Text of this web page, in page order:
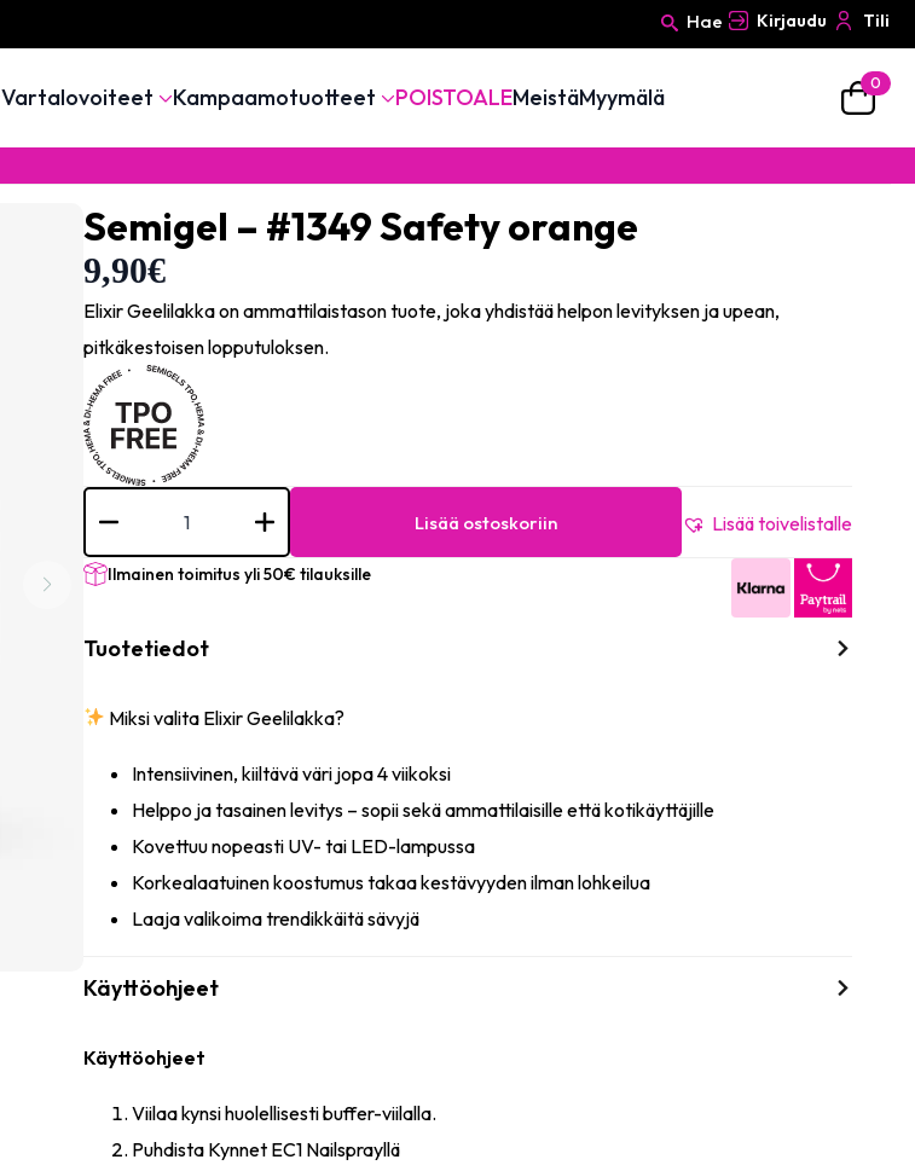
Search
Hae Kirjaudu Tili
Vartalovoiteet Kampaamotuotteet POISTOALEMeistäMyymälä
0
Semigel – #1349 Safety orange
9,90€
Elixir Geelilakka on ammattilaistason tuote, joka yhdistää helpon levityksen ja upean,
pitkäkestoisen lopputuloksen.
Semigel
Safety
orange
määrä
Lisää ostoskoriin Lisää toivelistalle
Ilmainen toimitus yli 50€ tilauksille
Tuotetiedot
Miksi valita Elixir Geelilakka?
Intensiivinen, kiiltävä väri jopa 4 viikoksi
Helppo ja tasainen levitys – sopii sekä ammattilaisille että kotikäyttäjille
Kovettuu nopeasti UV- tai LED-lampussa
Korkealaatuinen koostumus takaa kestävyyden ilman lohkeilua
Laaja valikoima trendikkäitä sävyjä
Käyttöohjeet
Käyttöohjeet
Viilaa kynsi huolellisesti buffer-viilalla.
Puhdista Kynnet EC1 Nailsprayllä